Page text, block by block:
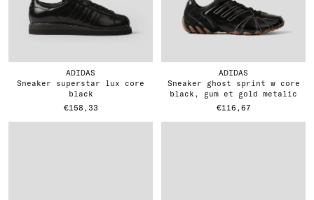
ADIDAS
sneaker superstar lux core
black
€158,33
ADIDAS
sneaker ghost sprint w core
black, gum et gold metalic
€116,67